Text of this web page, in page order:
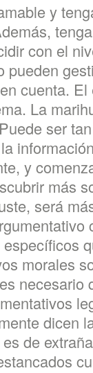
y
con el
cuenta.
La
ser
y
más
será
morales
dicen
de